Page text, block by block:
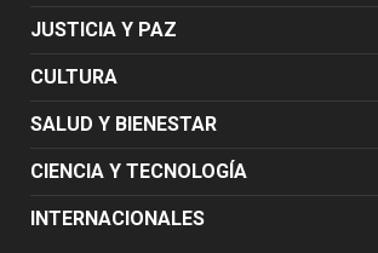
JUSTICIA Y PAZ
CULTURA
SALUD Y BIENESTAR
CIENCIA Y TECNOLOGÍA
INTERNACIONALES